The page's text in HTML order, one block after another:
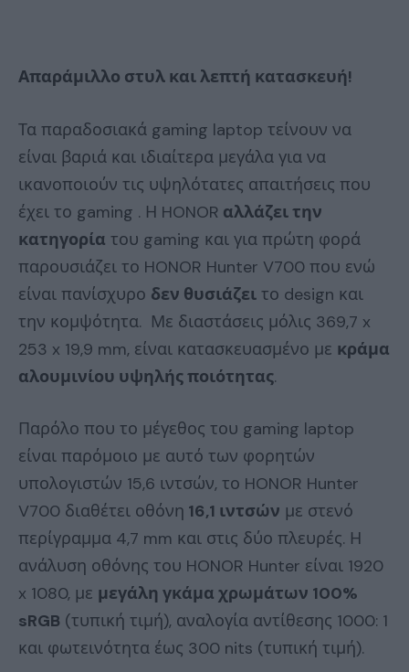
Απαράμιλλο στυλ και λεπτή κατασκευή!
Τα παραδοσιακά gaming laptop τείνουν να
είναι βαριά και ιδιαίτερα μεγάλα για να
ικανοποιούν τις υψηλότατες απαιτήσεις που
έχει το gaming . Η HONOR αλλάζει την
κατηγορία του gaming και για πρώτη φορά
παρουσιάζει το HONOR Hunter V700 που ενώ
είναι πανίσχυρο δεν θυσιάζει το design και
την κομψότητα. Με διαστάσεις μόλις 369,7 x
253 x 19,9 mm, είναι κατασκευασμένο με κράμα
αλουμινίου υψηλής ποιότητας.
Παρόλο που το μέγεθος του gaming laptop
είναι παρόμοιο με αυτό των φορητών
υπολογιστών 15,6 ιντσών, το HONOR Hunter
V700 διαθέτει οθόνη 16,1 ιντσών με στενό
περίγραμμα 4,7 mm και στις δύο πλευρές. Η
ανάλυση οθόνης του HONOR Hunter είναι 1920
x 1080, με μεγάλη γκάμα χρωμάτων 100%
sRGB (τυπική τιμή), αναλογία αντίθεσης 1000: 1
και φωτεινότητα έως 300 nits (τυπική τιμή).